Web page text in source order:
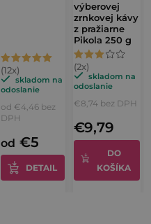
Priemerné
hodnotenie
je
5,0
z
skladom na
odoslanie
od €4,46 bez
DPH
od €5
DETAIL
výberovej
zrnkovej kávy
z pražiarne
Pikola 250 g
Priemerné
hodnotenie
3,0
odoslanie
€8,74 bez DPH
€9,79
DO
KOŠÍKA